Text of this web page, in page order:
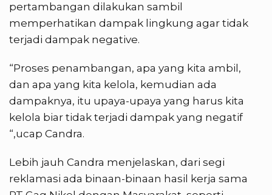
pertambangan dilakukan sambil
memperhatikan dampak lingkung agar tidak
terjadi dampak negative.
“Proses penambangan, apa yang kita ambil,
dan apa yang kita kelola, kemudian ada
dampaknya, itu upaya-upaya yang harus kita
kelola biar tidak terjadi dampak yang negatif
“,ucap Candra.
Lebih jauh Candra menjelaskan, dari segi
reklamasi ada binaan-binaan hasil kerja sama